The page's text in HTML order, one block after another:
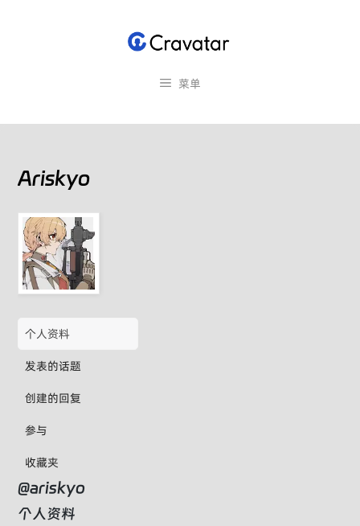
菜单
Ariskyo
个人资料
发表的话题
创建的回复
参与
收藏夹
@ariskyo
个人资料